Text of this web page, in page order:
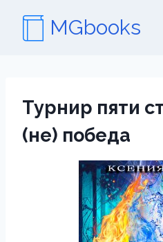
содержимому
MGbooks
Турнир пяти
(не) победа